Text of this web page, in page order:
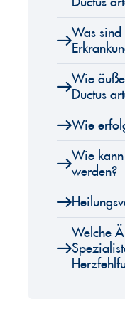
Was sind
Wie
Ductus
Wie
Wie
werden?
Welche